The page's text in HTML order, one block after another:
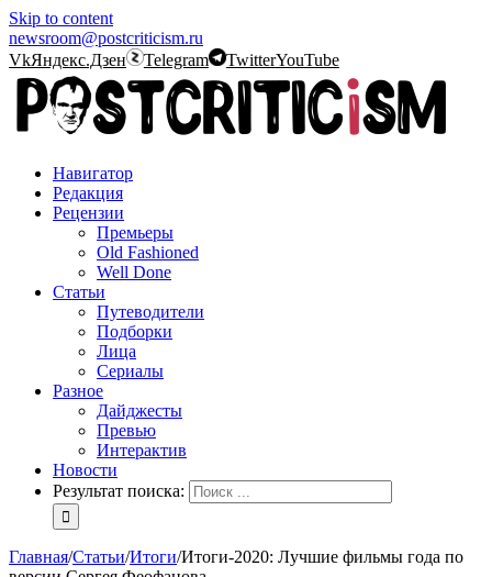
Skip to content
newsroom@postcriticism.ru
VkЯндекс.Дзен Telegram TwitterYouTube
Навигатор
Редакция
Рецензии
Премьеры
Old Fashioned
Well Done
Статьи
Путеводители
Подборки
Лица
Сериалы
Разное
Дайджесты
Превью
Интерактив
Новости
Результат поиска:
Главная/Статьи/Итоги/Итоги-2020: Лучшие фильмы года по